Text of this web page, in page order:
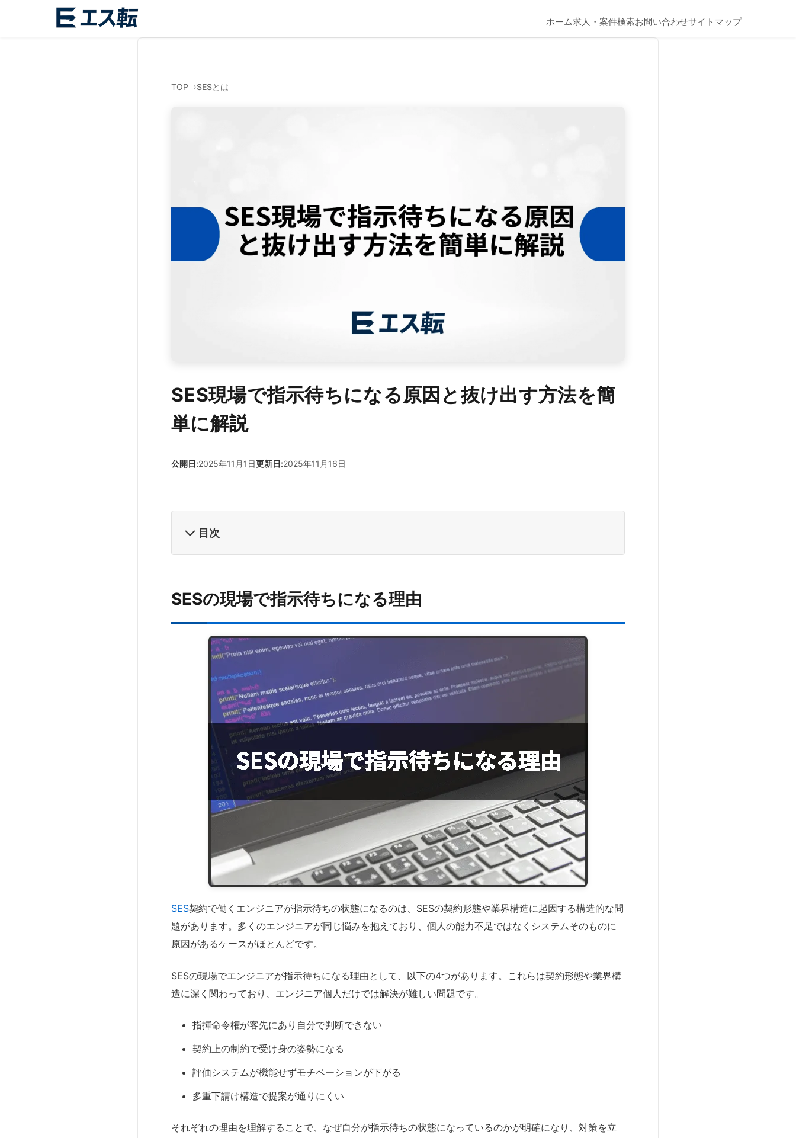
ホーム求人・案件検索お問い合わせサイトマップ
TOP SESとは
SES現場で指示待ちになる原因と抜け出す方法を簡
単に解説
公開日:2025年11月1日更新日:2025年11月16日
目次
SESの現場で指示待ちになる理由
SES契約で働くエンジニアが指示待ちの状態になるのは、SESの契約形態や業界構造に起因する構造的な問
題があります。多くのエンジニアが同じ悩みを抱えており、個人の能力不足ではなくシステムそのものに
原因があるケースがほとんどです。
SESの現場でエンジニアが指示待ちになる理由として、以下の4つがあります。これらは契約形態や業界構
造に深く関わっており、エンジニア個人だけでは解決が難しい問題です。
指揮命令権が客先にあり自分で判断できない
契約上の制約で受け身の姿勢になる
評価システムが機能せずモチベーションが下がる
多重下請け構造で提案が通りにくい
それぞれの理由を理解することで、なぜ自分が指示待ちの状態になっているのかが明確になり、対策を立